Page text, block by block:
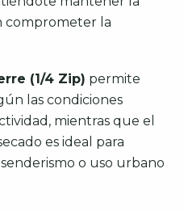
comprometer la
(1/4 Zip) permite
las condiciones
mientras que el
es ideal para
o uso urbano